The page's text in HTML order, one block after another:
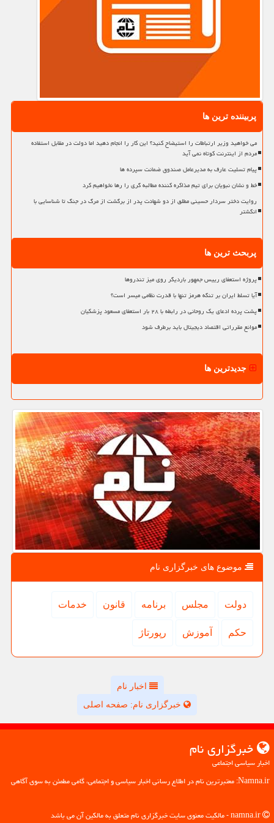
پربیننده ترین ها
می خواهید وزیر ارتباطات را استیضاح کنید؟ این کار را انجام دهید اما دولت در مقابل استفاده
مردم از اینترنت کوتاه نمی آید
پیام تسلیت عارف به مدیرعامل صندوق ضمانت سپرده ها
خط و نشان نبویان برای تیم مذاکره کننده مطالبه گری را رها نخواهیم کرد
روایت دختر سردار حسینی مطلق از دو شهادت پدر از برگشت از مرگ در جنگ تا شناسایی با
انگشتر
پربحث ترین ها
پروژه استعفای رییس جمهور باردیگر روی میز تندروها
آیا تسلط ایران بر تنگه هرمز تنها با قدرت نظامی میسر است؟
پشت پرده ادعای یک روحانی در رابطه با ۲۸ بار استعفای مسعود پزشکیان
موانع مقرراتی اقتصاد دیجیتال باید برطرف شود
جدیدترین ها
موضوع های خبرگزاری نام
دولت مجلس برنامه قانون خدمات
حكم آموزش رپورتاژ
اخبار نام
خبرگزاری نام: صفحه اصلی
خبرگزاری نام
اخبار سیاسی اجتماعی
Namna.ir: معتبرترین نام در اطلاع رسانی اخبار سیاسی و اجتماعی، گامی مطمئن به سوی آگاهی